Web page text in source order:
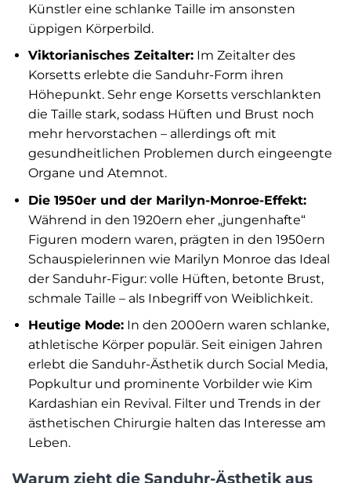
Künstler eine schlanke Taille im ansonsten
üppigen Körperbild.
Viktorianisches Zeitalter:Im Zeitalter des
Korsetts erlebte die Sanduhr-Form ihren
Höhepunkt. Sehr enge Korsetts verschlankten
die Taille stark, sodass Hüften und Brust noch
mehr hervorstachen – allerdings oft mit
gesundheitlichen Problemen durch eingeengte
Organe und Atemnot.
Die 1950er und der Marilyn-Monroe-Effekt:
Während in den 1920ern eher „jungenhafte“
Figuren modern waren, prägten in den 1950ern
Schauspielerinnen wie Marilyn Monroe das Ideal
der Sanduhr-Figur: volle Hüften, betonte Brust,
schmale Taille – als Inbegriff von Weiblichkeit.
Heutige Mode:In den 2000ern waren schlanke,
athletische Körper populär. Seit einigen Jahren
erlebt die Sanduhr-Ästhetik durch Social Media,
Popkultur und prominente Vorbilder wie Kim
Kardashian ein Revival. Filter und Trends in der
ästhetischen Chirurgie halten das Interesse am
Leben.
Warum zieht die Sanduhr-Ästhetik aus